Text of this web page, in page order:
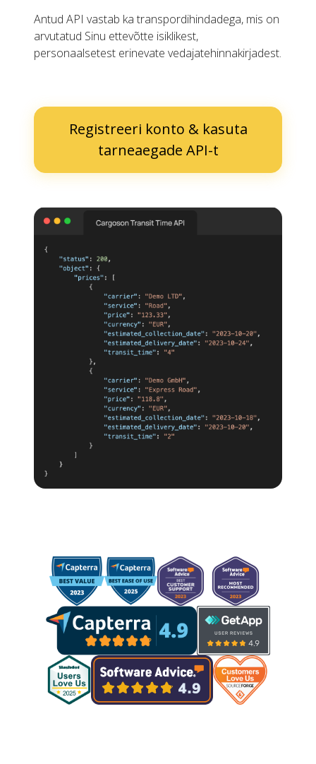
Antud API vastab ka transpordihindadega, mis on
arvutatud Sinu ettevõtte isiklikest,
personaalsetest erinevate vedajatehinnakirjadest.
Registreeri konto & kasuta
tarneaegade API-t